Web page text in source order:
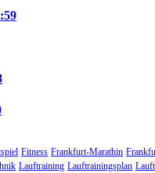
Fitness Frankfurt-Marathin
Lauftraining Lauftrainingsplan